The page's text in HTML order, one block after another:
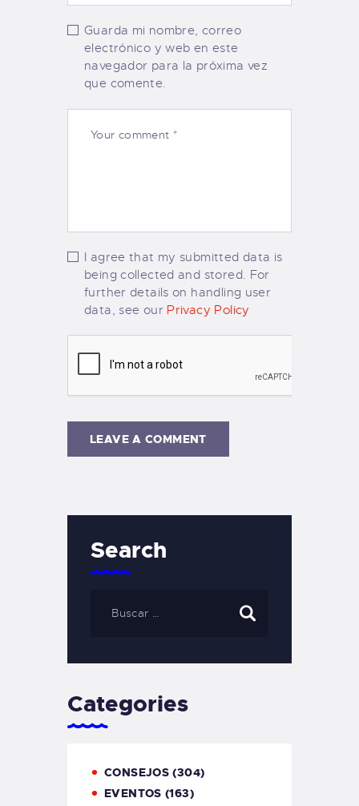
Guarda mi nombre, correo
electrónico y web en este
navegador para la próxima vez
que comente.
I agree that my submitted data is
being collected and stored. For
further details on handling user
data, see our Privacy Policy
Search
Categories
CONSEJOS (304)
EVENTOS (163)